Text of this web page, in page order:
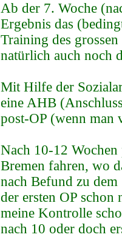
Ab der 7. Woche
Ergebnis das
Training des
natürlich auch noch
Mit Hilfe der
eine AHB
post-OP (wenn man
Nach 10-12
Bremen fahren, wo
nach Befund zu
der ersten OP schon
meine Kontrolle
nach 10 oder doch